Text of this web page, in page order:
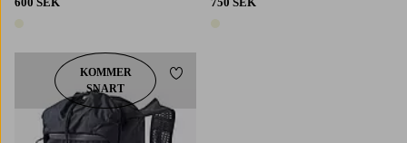
1 färg 1 färg
KOMMER
SNART
Lägg till i favoriter